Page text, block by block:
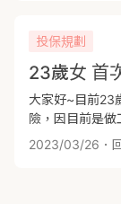
身保險 / 100
/90萬 新光人壽
安心住院保險
(Y1D) / 1,000
整台灣人壽關
請問這樣的實支
投保規劃
23歲女 首
大家好~目前23
險，因目前是做
請問這樣的保單
刪的部分?求各
2023/03/26 ．